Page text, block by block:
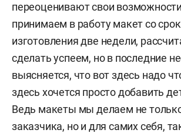
переоценивают свои
принимаем в работу макет со
изготовления две недели,
сделать успеем, но в последние
выясняется, что вот здесь надо
здесь хочется просто добавить
Ведь макеты мы делаем не
заказчика, но и для самих себя,